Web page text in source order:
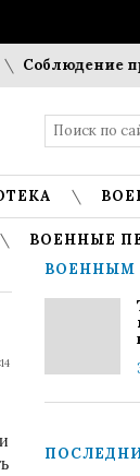
Соблюдение
ВОЕННЫЕ
ВОЕННЫМ